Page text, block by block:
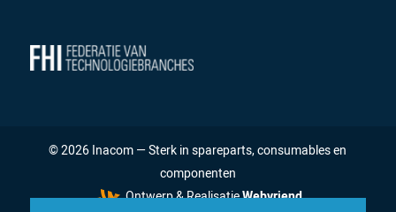
© 2026 Inacom — Sterk in spareparts, consumables en
componenten
Ontwerp & RealisatieWebvriend